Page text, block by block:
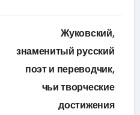
Жуковский,
знаменитый русский
поэт и переводчик,
чьи творческие
достижения